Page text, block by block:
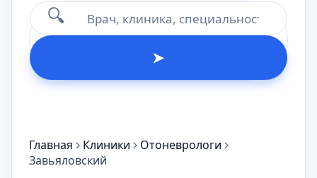
🔍
➤
Главная Клиники
Отоневрологи
Завьяловский